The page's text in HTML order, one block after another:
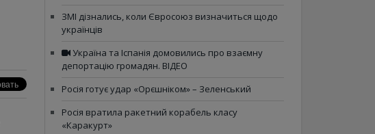
ЗМІ дізнались, коли Євросоюз визначиться щодо
українців
Україна та Іспанія домовились про взаємну
депортацію громадян. ВІДЕО
Росія готує удар «Орєшніком» – Зеленський
Росія вратила ракетний корабель класу
«Каракурт»